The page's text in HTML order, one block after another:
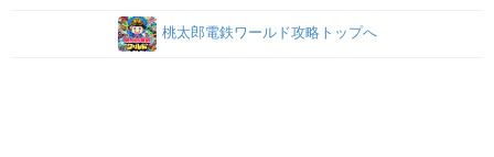
桃太郎電鉄ワールド攻略トップへ